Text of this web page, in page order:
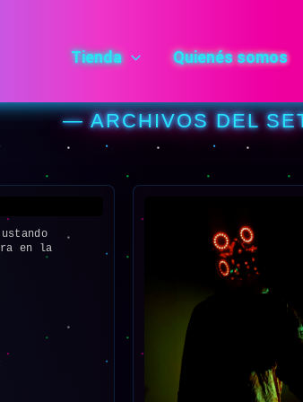
Tienda Quienés somos
— ARCHIVOS DEL
en la